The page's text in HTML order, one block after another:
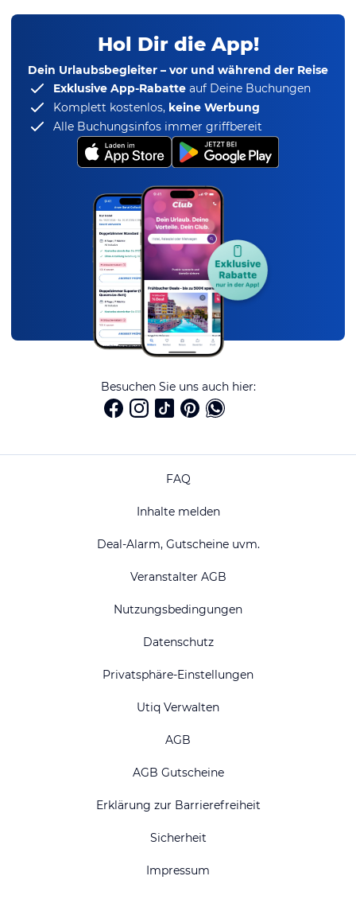
Hol Dir die App!
Dein Urlaubsbegleiter – vor und während der Reise
Exklusive App-Rabatte auf Deine Buchungen
Komplett kostenlos, keine Werbung
Alle Buchungsinfos immer griffbereit
Besuchen Sie uns auch hier:
FAQ
Inhalte melden
Deal-Alarm, Gutscheine uvm.
Veranstalter AGB
Nutzungsbedingungen
Datenschutz
Privatsphäre-Einstellungen
Utiq Verwalten
AGB
AGB Gutscheine
Erklärung zur Barrierefreiheit
Sicherheit
Impressum